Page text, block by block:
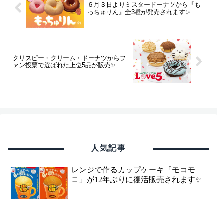
６月３日よりミスタードーナツから『も
っちゅりん』全3種が発売されます✨
クリスピー・クリーム・ドーナツからフ
ァン投票で選ばれた上位5品が販売✨
人気記事
レンジで作るカップケーキ「モコモ
コ」が12年ぶりに復活販売されます✨